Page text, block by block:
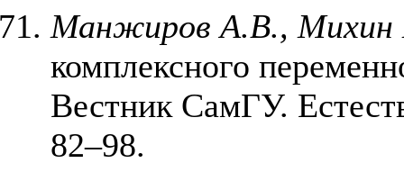
Манжиров А.В.,
комплексного
Вестник СамГУ.
82–98.